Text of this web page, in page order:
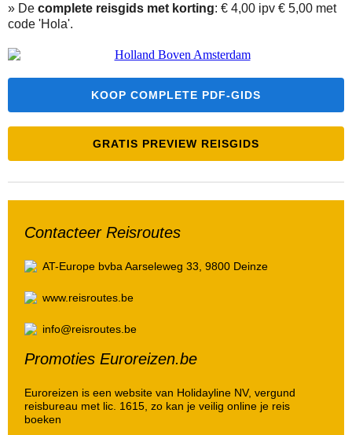
» De complete reisgids met korting: € 4,00 ipv € 5,00 met
code 'Hola'.
KOOP COMPLETE PDF-GIDS
GRATIS PREVIEW REISGIDS
Contacteer Reisroutes
AT-Europe bvba Aarseleweg 33, 9800 Deinze
www.reisroutes.be
info@reisroutes.be
Promoties Euroreizen.be
Euroreizen is een website van Holidayline NV, vergund
reisbureau met lic. 1615, zo kan je veilig online je reis
boeken